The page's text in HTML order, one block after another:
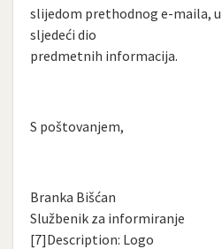
slijedom prethodnog e-maila,
sljedeći dio
predmetnih informacija.
S poštovanjem,
Branka Bišćan
Službenik za informiranje
[7]Description: Logo